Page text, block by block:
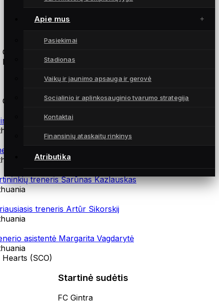
Apie mus
Pasiekimai
Stadionas
Vaikų ir jaunimo apsauga ir gerovė
Socialinio ir aplinkosauginio tvarumo strategija
Kontaktai
Finansinių ataskaitų rinkinys
Atributika
Hearts (SCO)
Treneriai
rengimo treneris Andrius Daškus
Martynas Norvilas
treneris Šarūnas Kazlauskas
treneris Artūr Sikorskij
asistentė Margarita Vagdarytė
Hearts (SCO)
Startinė sudėtis
FC Gintra